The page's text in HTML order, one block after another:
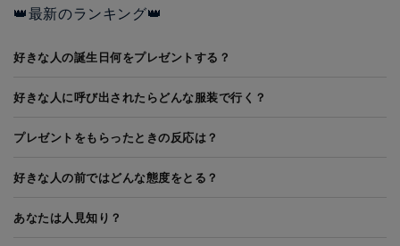
👑最新のランキング👑
好きな人の誕生日何をプレゼントする？
好きな人に呼び出されたらどんな服装で行く？
プレゼントをもらったときの反応は？
好きな人の前ではどんな態度をとる？
あなたは人見知り？